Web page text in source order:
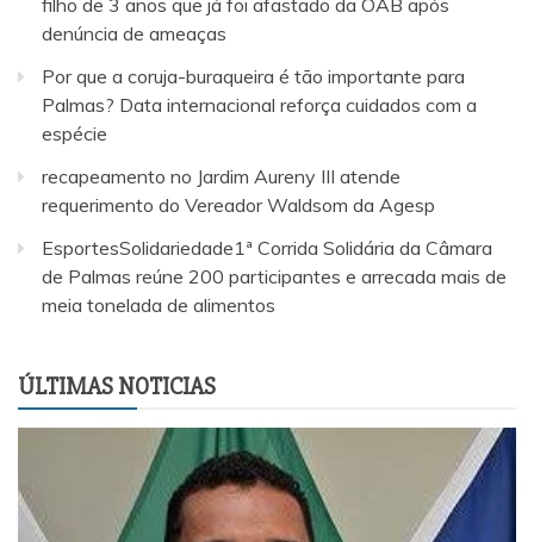
filho de 3 anos que já foi afastado da OAB após
denúncia de ameaças
Por que a coruja-buraqueira é tão importante para
Palmas? Data internacional reforça cuidados com a
espécie
recapeamento no Jardim Aureny III atende
requerimento do Vereador Waldsom da Agesp
EsportesSolidariedade1ª Corrida Solidária da Câmara
de Palmas reúne 200 participantes e arrecada mais de
meia tonelada de alimentos
ÚLTIMAS NOTICIAS